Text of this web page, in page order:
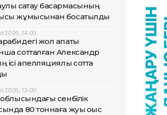
сақтау басқармасының
жұмысынан босатылды
2026, 14:05
жол апаты
сотталған Александр
ісі апелляциялық сотта
2026, 13:00
сенбілік
80 тоннаға жуық қоқыс